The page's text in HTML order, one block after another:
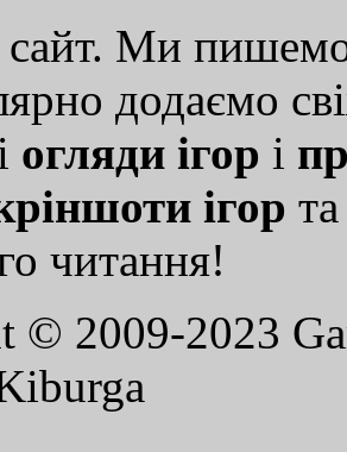
Ми
додаємо
огляди ігор і
ігор
читання!
© 2009-2023